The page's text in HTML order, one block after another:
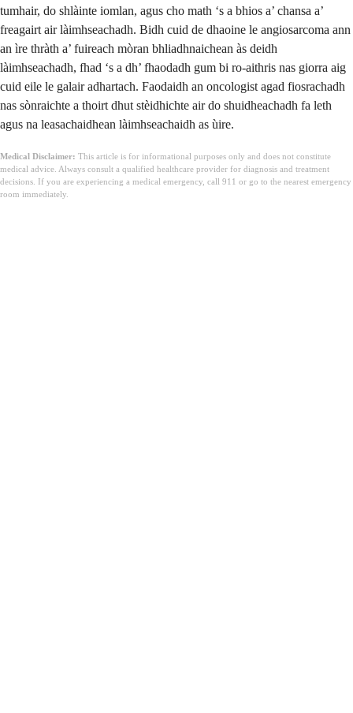
tumhair, do shlàinte iomlan, agus cho math ‘s a bhios a’ chansa a’
freagairt air làimhseachadh. Bidh cuid de dhaoine le angiosarcoma ann
an ìre thràth a’ fuireach mòran bhliadhnaichean às deidh
làimhseachadh, fhad ‘s a dh’ fhaodadh gum bi ro-aithris nas giorra aig
cuid eile le galair adhartach. Faodaidh an oncologist agad fiosrachadh
nas sònraichte a thoirt dhut stèidhichte air do shuidheachadh fa leth
agus na leasachaidhean làimhseachaidh as ùire.
Medical Disclaimer: This article is for informational purposes only and does not constitute
medical advice. Always consult a qualified healthcare provider for diagnosis and treatment
decisions. If you are experiencing a medical emergency, call 911 or go to the nearest emergency
room immediately.